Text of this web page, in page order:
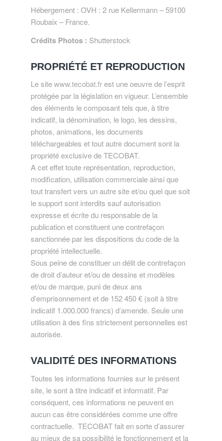
Hébergement : OVH : 2 rue Kellermann – 59100
Roubaix – France.
Crédits Photos : Shutterstock
PROPRIÉTÉ ET REPRODUCTION
Le sitewww.tecobat.frest une oeuvre de l’esprit
protégée par la législation en vigueur. L’ensemble
des éléments le composant tels que, à titre
indicatif, la dénomination, le logo, les dessins,
photos, animations, les documents
téléchargeables et tout autre document sont la
propriété exclusive de TECOBAT.
A cet effet toute représentation, reproduction,
modification, utilisation commerciale ainsi que
tout transfert vers un autre site et/ou quel que soit
le support sont interdits sauf autorisation
expresse et écrite du responsable de la
publication et constituent une contrefaçon
sanctionnée par les dispositions du code de la
propriété intellectuelle.
Sous peine de constituer un délit de contrefaçon
de droit d’auteur et/ou de dessins et modèles
et/ou de marque, puni de deux ans
d’emprisonnement et de 152 450 € (soit à titre
indicatif 1.000.000 francs) d’amende. Seule une
utilisation à des fins strictement personnelles est
autorisée.
VALIDITÉ DES INFORMATIONS
Toutes les informations fournies sur le présent
site, le sont à titre indicatif et informatif. Par
conséquent, ces informations ne peuvent en
aucun cas être considérées comme une offre
contractuelle. TECOBAT fait en sorte d’assurer
au mieux de sa possibilité le fonctionnement et la